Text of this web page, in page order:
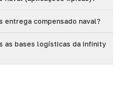
entrega compensado naval?
as bases logísticas da Infinity